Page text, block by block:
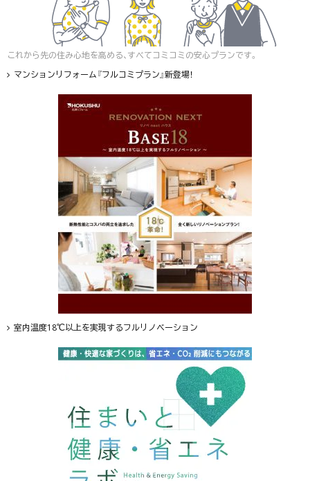
これから先の住み心地を高める、すべてコミコミの安心プランです。
マンションリフォーム『フルコミプラン』新登場！
室内温度18℃以上を実現するフルリノベーション